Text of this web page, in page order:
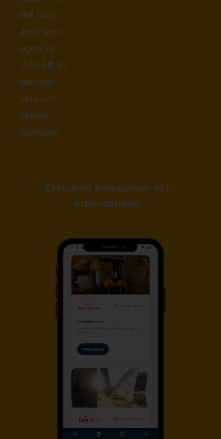
det finns
även som
egen vy
med allt du
behöver
veta om
aktuell
kampanj.